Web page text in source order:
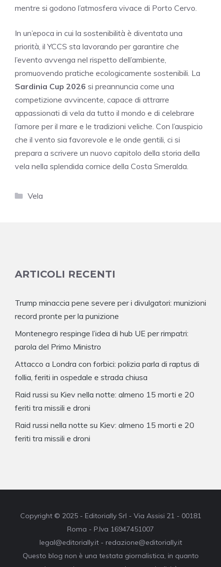
mentre si godono l’atmosfera vivace di Porto Cervo.
In un’epoca in cui la sostenibilità è diventata una
priorità, il YCCS sta lavorando per garantire che
l’evento avvenga nel rispetto dell’ambiente,
promuovendo pratiche ecologicamente sostenibili. La
Sardinia Cup 2026 si preannuncia come una
competizione avvincente, capace di attrarre
appassionati di vela da tutto il mondo e di celebrare
l’amore per il mare e le tradizioni veliche. Con l’auspicio
che il vento sia favorevole e le onde gentili, ci si
prepara a scrivere un nuovo capitolo della storia della
vela nella splendida cornice della Costa Smeralda.
Categorie
Vela
ARTICOLI RECENTI
Trump minaccia pene severe per i divulgatori: munizioni
record pronte per la punizione
Montenegro respinge l’idea di hub UE per rimpatri:
parola del Primo Ministro
Attacco a Londra con forbici: polizia parla di raptus di
follia, feriti in ospedale e strada chiusa
Raid russi su Kiev nella notte: almeno 15 morti e 20
feriti tra missili e droni
Raid russi nella notte su Kiev: almeno 15 morti e 20
feriti tra missili e droni
Copyright © 2025 - Editorially Srl - Via Assisi 21 - 00181
Roma - P.Iva 16947451007
legal@editorially.it - redazione@editorially.it
Questo blog non è una testata giornalistica, in quanto